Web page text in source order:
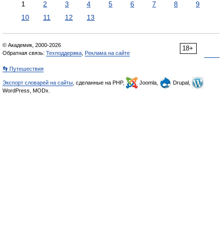
1 2 3 4 5 6 7 8
9
10
11 12 13
18+
© Академик, 2000-2026
Обратная связь: Техподдержка Реклама на сайте
👣 Путешествия
Экспорт словарей на сайты , сделанные на PHP, Joomla,
Drupal,
WordPress, MODx.